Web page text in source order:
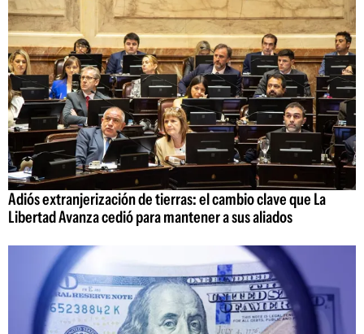
Adiós extranjerización de tierras: el cambio clave que La
Libertad Avanza cedió para mantener a sus aliados